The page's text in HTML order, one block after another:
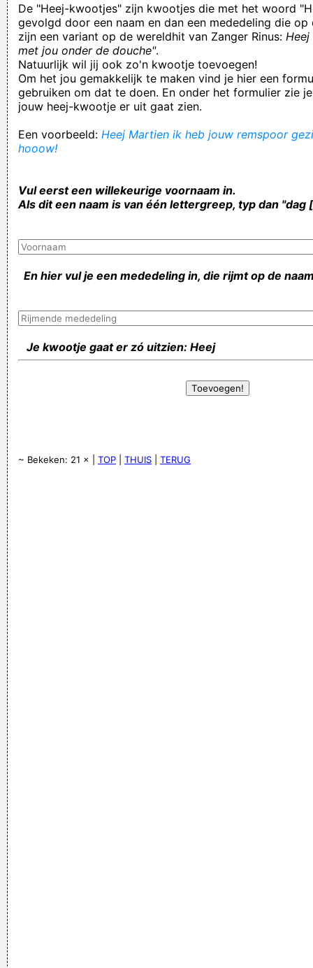
De "Heej-kwootjes" zijn kwootjes die met het woord
gevolgd door een naam en dan een mededeling die op
zijn een variant op de wereldhit van Zanger Rinus:
met jou onder de douche".
Natuurlijk wil jij ook zo'n kwootje toevoegen!
Om het jou gemakkelijk te maken vind je hier een
gebruiken om dat te doen. En onder het formulier zie
jouw heej-kwootje er uit gaat zien.
Een voorbeeld: Heej Martien ik heb jouw remspoor
hooow!
Vul eerst een willekeurige voornaam in.
Als dit een naam is van één lettergreep, typ dan "dag
En hier vul je een mededeling in, die rijmt op de
Je kwootje gaat er zó uitzien: Heej
~ Bekeken: 21 × | TOP THUIS TERUG